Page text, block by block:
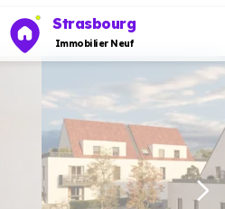
Strasbourg
Immobilier Neuf